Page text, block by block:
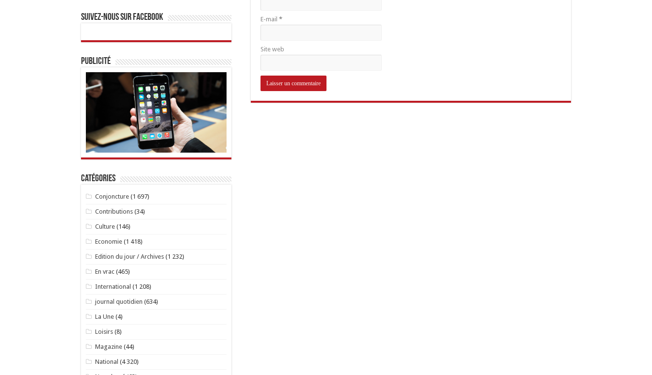
E-mail *
Site web
Suivez-nous sur Facebook
Publicité
Catégories
Conjoncture(1 697)
Contributions(34)
Culture(146)
Economie(1 418)
Edition du jour / Archives(1 232)
En vrac(465)
International (1 208)
journal quotidien (634)
La Une(4)
Loisirs(8)
Magazine(44)
National (4 320)